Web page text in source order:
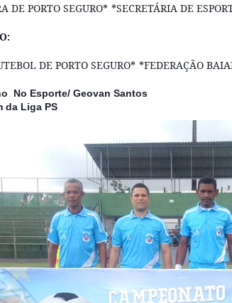
DE PORTO SEGURO* *SECRETÁRIA DE
DE PORTO SEGURO* *FEDERAÇÃO
No Esporte/ Geovan Santos
da Liga PS